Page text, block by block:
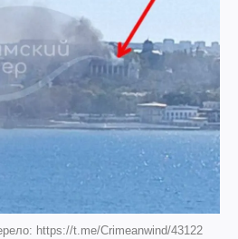
https://t.me/Crimeanwind/43122